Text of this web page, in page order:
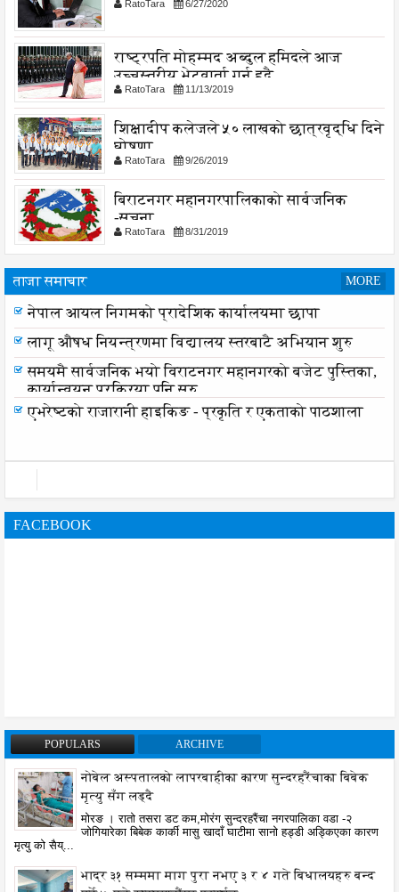
RatoTara 6/27/2020
राष्ट्रपति मोहम्मद अब्दुल हमिदले आज
उच्चस्तरीय भेटवार्ता गर्नु हुदै,
RatoTara 11/13/2019
शिक्षादीप कलेजले ५० लाखको छात्रवृद्धि दिने
घोषणा
RatoTara 9/26/2019
बिराटनगर महानगरपालिकाको सार्वजनिक
-सुचना
RatoTara 8/31/2019
ताजा समाचार MORE
नेपाल आयल निगमको प्रादेशिक कार्यालयमा छापा
लागू औषध नियन्त्रणमा विद्यालय स्तरबाटै अभियान शुरु
समयमै सार्वजनिक भयो विराटनगर महानगरको बजेट पुस्तिका,
कार्यान्वयन प्रक्रिया पनि सुरु
एभरेष्टको राजारानी हाइकिङ - प्रकृति र एकताको पाठशाला
FACEBOOK
POPULARS ARCHIVE
नोबेल अस्पतालको लापरबाहीका कारण सुन्दरहरैंचाका बिबेक
मृत्यु सँग लड्दै
मोरङ । रातो तसरा डट कम,मोरंग सुन्दरहरैंचा नगरपालिका वडा -२
जोगियारेका बिबेक कार्की मासु खादाँ घाटीमा सानो हड्डी अड्किएका कारण
मृत्यु को सैय्...
भाद्र ३१ सम्ममा माग पुरा नभए ३ र ४ गते बिधालयहरु बन्द